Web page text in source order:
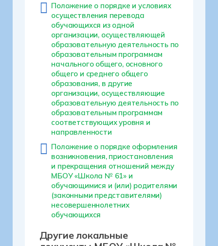
Положение о порядке и условиях
осуществления перевода
обучающихся из одной
организации, осуществляющей
образовательную деятельность по
образовательным программам
начального общего, основного
общего и среднего общего
образования, в другие
организации, осуществляющие
образовательную деятельность по
образовательным программам
соответствующих уровня и
направленности
Положение о порядке оформления
возникновения, приостановления
и прекращения отношений между
МБОУ «Школа № 61» и
обучающимися и (или) родителями
(законными представителями)
несовершеннолетних
обучающихся
Другие локальные